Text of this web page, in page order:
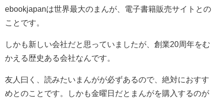
ebookjapanは世界最大のまんが、電子書籍販売サイトとの
ことです。
しかも新しい会社だと思っていましたが、創業20周年をむ
かえる歴史ある会社なんです。
友人曰く、読みたいまんがが必ずあるので、絶対におすす
めとのことです。しかも金曜日だとまんがを購入するのが